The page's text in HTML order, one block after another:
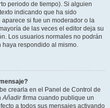
periodo de tiempo). Si alguien
indicando que ha sido
si fue un moderador o la
de las veces el editor deja su
Los usuarios normales no podrán
haya respondido al mismo.
crearla en el Panel de Control de
Añadir firma cuando publique un
a todos sus mensajes activando